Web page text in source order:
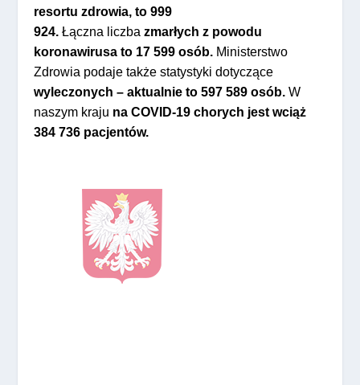
resortu zdrowia, to 999
924.Łączna liczba zmarłych z powodu
koronawirusa to 17 599 osób. Ministerstwo
Zdrowia podaje także statystyki dotyczące
wyleczonych – aktualnie to 597 589 osób.W
naszym kraju na COVID-19 chorych jest wciąż
384 736 pacjentów.